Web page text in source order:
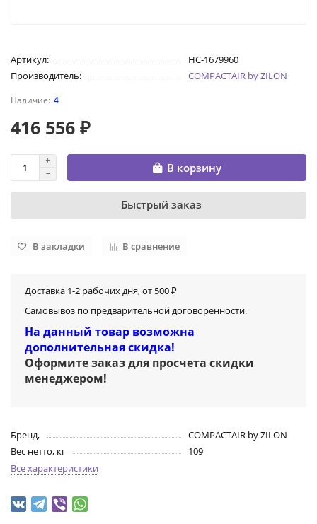
Артикул:
НС-1679960
Производитель:
COMPACTAIR by ZILON
4
416 556 ₽
В корзину
Быстрый заказ
В закладки В сравнение
Доставка 1-2 рабочих дня, от 500 ₽
Самовывоз по предварительной договоренности.
На данный товар возможна
дополнительная скидка!
Оформите заказ для просчета скидки
менеджером!
Бренд,
COMPACTAIR by ZILON
Вес нетто, кг
109
Все характеристики